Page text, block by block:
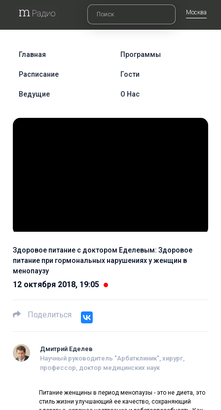
Москва
Главная Программы
Расписание Гости
Ведущие О Нас
Здоровое питание с доктором Еделевым: Здоровое
питание при гормональных нарушениях у женщин в
менопаузу
12 октября 2018, 19:05
Поделиться
Дмитрий Еделев
Научный руководитель "Арбатклиник", хирург,
профессор, доктор медицинских наук
Питание женщины в период менопаузы - это не диета, это
стиль жизни улучшающий ее качество, сохраняющий